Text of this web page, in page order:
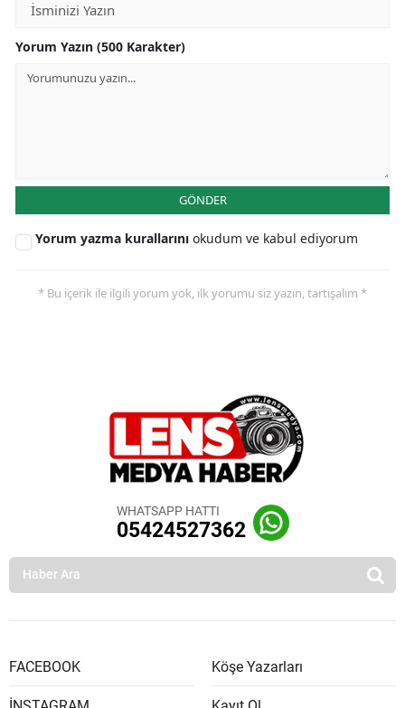
Yorum Yazın (500 Karakter)
GÖNDER
Yorum yazma kurallarını okudum ve kabul ediyorum
* Bu içerik ile ilgili yorum yok, ilk yorumu siz yazın, tartışalım *
WHATSAPP HATTI
05424527362
FACEBOOK Köşe Yazarları